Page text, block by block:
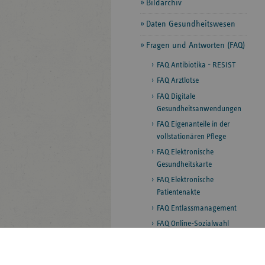
Bildarchiv
Daten Gesundheitswesen
Fragen und Antworten (FAQ)
FAQ Antibiotika - RESIST
FAQ Arztlotse
FAQ Digitale
Gesundheitsanwendungen
FAQ Eigenanteile in der
vollstationären Pflege
FAQ Elektronische
Gesundheitskarte
FAQ Elektronische
Patientenakte
FAQ Entlassmanagement
FAQ Online-Sozialwahl